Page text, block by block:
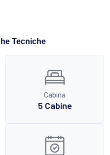
Tecniche
Cabina
5 Cabine